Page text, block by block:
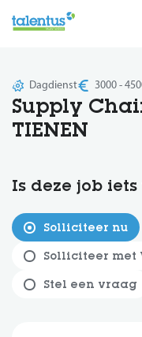
Supply
TIENEN
Dagdienst 3000 -
Is deze job
Solliciteer nu
Solliciteer met
Stel een vraag